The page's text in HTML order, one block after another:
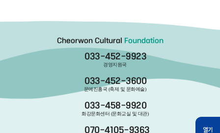
열기
Cheorwon Cultural Foundation
033-452-9923
경영지원국
033-452-3600
문예진흥국 (축제 및 문화예술)
033-458-9920
화강문화센터 (문화교실 및 대관)
070-4105-9363